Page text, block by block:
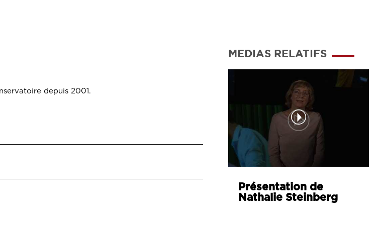
depuis 2001.
MEDIAS RELATIFS
Présentation de
Nathalie Steinberg